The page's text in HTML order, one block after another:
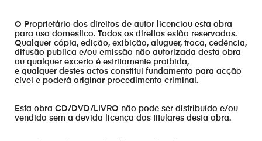
O Proprietário dos direitos de autor licenciou esta obra
para uso domestico. Todos os direitos estão reservados.
Qualquer cópia, edição, exibição, aluguer, troca, cedência,
difusão publica e/ou emissão não autorizada desta obra
ou qualquer excerto é estritamente proibida,
e qualquer destes actos constitui fundamento para acção
cível e poderá originar procedimento criminal.
Esta obra CD/DVD/LIVRO não pode ser distribuído e/ou
vendido sem a devida licença dos titulares desta obra.